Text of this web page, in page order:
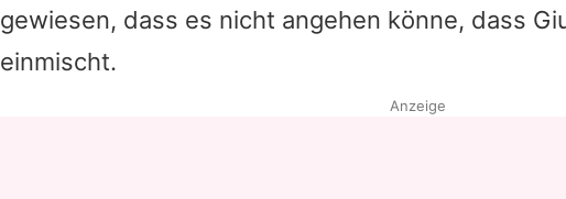
gewiesen, dass es nicht angehen könne, dass
einmischt.
Anzeige